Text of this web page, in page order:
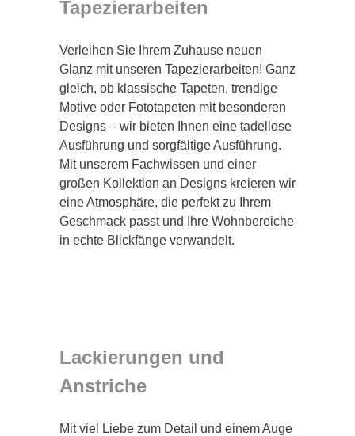
Tapezierarbeiten
Verleihen Sie Ihrem Zuhause neuen
Glanz mit unseren Tapezierarbeiten! Ganz
gleich, ob klassische Tapeten, trendige
Motive oder Fototapeten mit besonderen
Designs – wir bieten Ihnen eine tadellose
Ausführung und sorgfältige Ausführung.
Mit unserem Fachwissen und einer
großen Kollektion an Designs kreieren wir
eine Atmosphäre, die perfekt zu Ihrem
Geschmack passt und Ihre Wohnbereiche
in echte Blickfänge verwandelt.
Lackierungen und
Anstriche
Mit viel Liebe zum Detail und einem Auge